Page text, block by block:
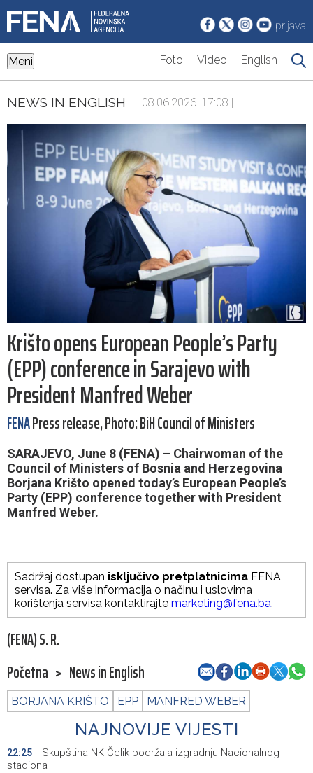
prijava
Meni Foto Video English
NEWS IN ENGLISH | 08.06.2026. 17:08 |
Krišto opens European People’s Party
(EPP) conference in Sarajevo with
President Manfred Weber
FENAPress release, Photo: BiH Council of Ministers
SARAJEVO, June 8 (FENA) – Chairwoman of the
Council of Ministers of Bosnia and Herzegovina
Borjana Krišto opened today’s European People’s
Party (EPP) conference together with President
Manfred Weber.
Sadržaj dostupan isključivo pretplatnicima FENA
servisa. Za više informacija o načinu i uslovima
korištenja servisa kontaktirajte marketing@fena.ba.
(FENA) S. R.
Početna > News in English
BORJANA KRIŠTO EPP MANFRED WEBER
NAJNOVIJE VIJESTI
22:25
Skupština NK Čelik podržala izgradnju Nacionalnog
stadiona